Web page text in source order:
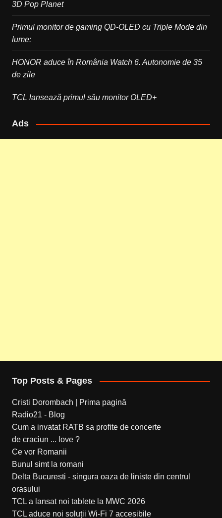
3D Pop Planet
Primul monitor de gaming QD-OLED cu Triple Mode din
lume:
HONOR aduce în România Watch 6. Autonomie de 35
de zile
TCL lansează primul său monitor OLED+
Ads
Top Posts & Pages
Cristi Dorombach | Prima pagină
Radio21 - Blog
Cum a invatat RATB sa profite de concerte
de craciun ... love ?
Ce vor Romanii
Bunul simt la romani
Delta Bucuresti - singura oaza de liniste din centrul
orasului
TCL a lansat noi tablete la MWC 2026
TCL aduce noi soluții Wi-Fi 7 accesibile